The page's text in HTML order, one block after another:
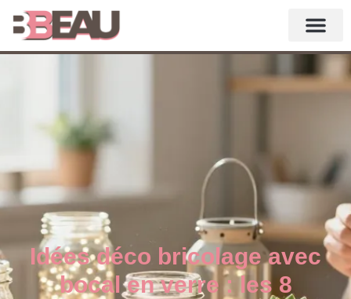
Idées déco bricolage avec
bocal en verre : les 8